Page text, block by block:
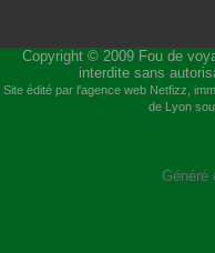
Copyright © 2009 Fou de
interdite sans
Site édité par l'agence web Netfizz ,
de Lyon
Généré